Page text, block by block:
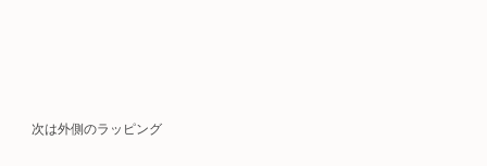
次は外側のラッピング